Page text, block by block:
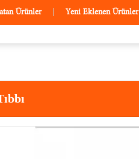
Yeni Eklenen Ürünler
Ürünler